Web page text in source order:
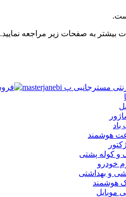
به صفحات زیر مراجعه نمایید.
باد
هوشمند
و کوله پشتی
خودرو
و بهداشتی
هوشمند
موبایل